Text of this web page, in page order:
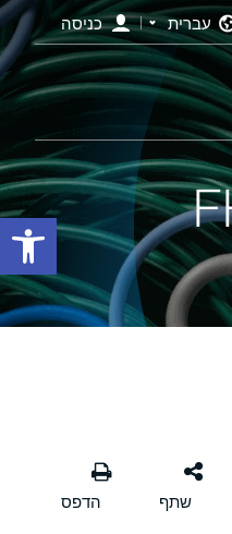
עברית כניסה
פתח